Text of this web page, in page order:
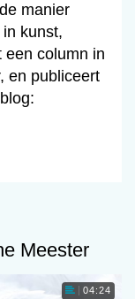
manier
kunst,
een column in
en publiceert
Meester
04:24